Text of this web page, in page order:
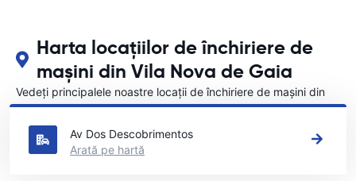
Harta locațiilor de închiriere de
mașini din Vila Nova de Gaia
Vedeți principalele noastre locații de închiriere de mașini din
Vila Nova de Gaia
Av Dos Descobrimentos
Arată pe hartă